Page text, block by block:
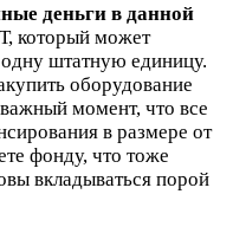
деньги в данной
который может
штатную единицу.
оборудование
момент, что все
в размере от
фонду, что тоже
вкладываться порой